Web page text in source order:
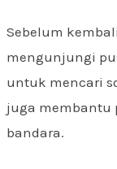
Sebelum
mengunjungi
untuk mencari
juga membantu
bandara.